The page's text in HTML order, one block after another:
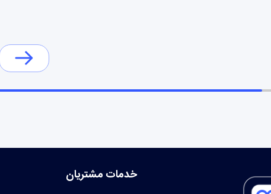
خدمات مشتریان